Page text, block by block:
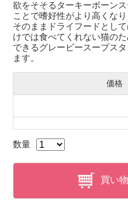
欲をそそるターキーボーン
ことで嗜好性がより高くなり
そのままドライフードとし
けでは食べてくれない猫の
できるグレービースープス
ます。
価格
数量
買い